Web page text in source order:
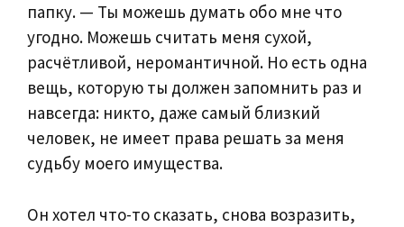
папку. — Ты можешь думать обо мне что
угодно. Можешь считать меня сухой,
расчётливой, неромантичной. Но есть одна
вещь, которую ты должен запомнить раз и
навсегда: никто, даже самый близкий
человек, не имеет права решать за меня
судьбу моего имущества.
Он хотел что-то сказать, снова возразить,